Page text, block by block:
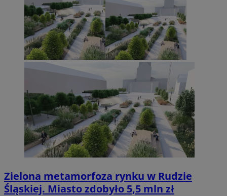
Zielona metamorfoza rynku w Rudzie
Śląskiej. Miasto zdobyło 5,5 mln zł